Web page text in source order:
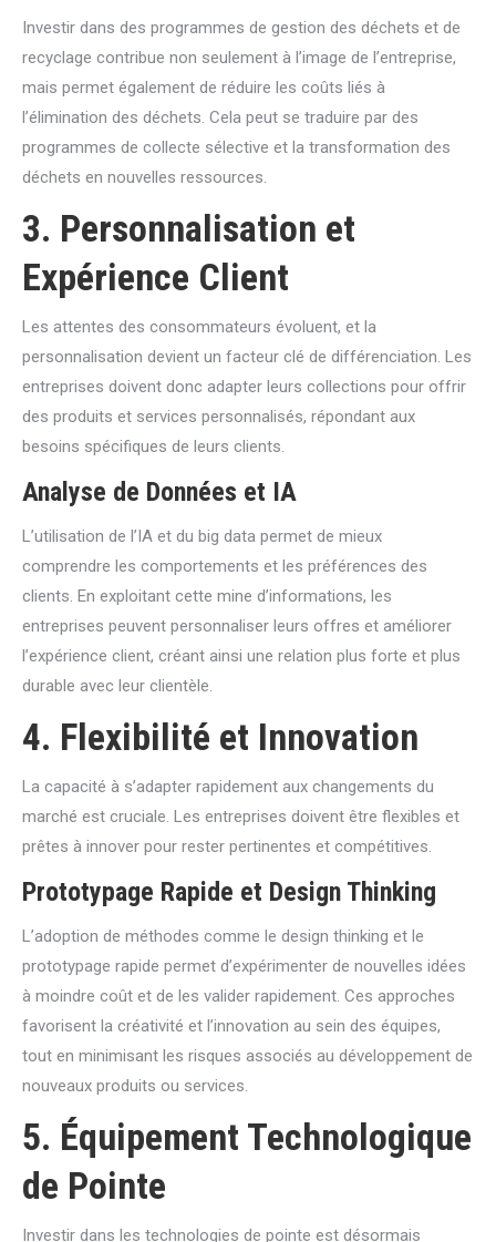
Investir dans des programmes de gestion des déchets et de
recyclage contribue non seulement à l’image de l’entreprise,
mais permet également de réduire les coûts liés à
l’élimination des déchets. Cela peut se traduire par des
programmes de collecte sélective et la transformation des
déchets en nouvelles ressources.
3. Personnalisation et
Expérience Client
Les attentes des consommateurs évoluent, et la
personnalisation devient un facteur clé de différenciation. Les
entreprises doivent donc adapter leurs collections pour offrir
des produits et services personnalisés, répondant aux
besoins spécifiques de leurs clients.
Analyse de Données et IA
L’utilisation de l’IA et du big data permet de mieux
comprendre les comportements et les préférences des
clients. En exploitant cette mine d’informations, les
entreprises peuvent personnaliser leurs offres et améliorer
l’expérience client, créant ainsi une relation plus forte et plus
durable avec leur clientèle.
4. Flexibilité et Innovation
La capacité à s’adapter rapidement aux changements du
marché est cruciale. Les entreprises doivent être flexibles et
prêtes à innover pour rester pertinentes et compétitives.
Prototypage Rapide et Design Thinking
L’adoption de méthodes comme le design thinking et le
prototypage rapide permet d’expérimenter de nouvelles idées
à moindre coût et de les valider rapidement. Ces approches
favorisent la créativité et l’innovation au sein des équipes,
tout en minimisant les risques associés au développement de
nouveaux produits ou services.
5. Équipement Technologique
de Pointe
Investir dans les technologies de pointe est désormais